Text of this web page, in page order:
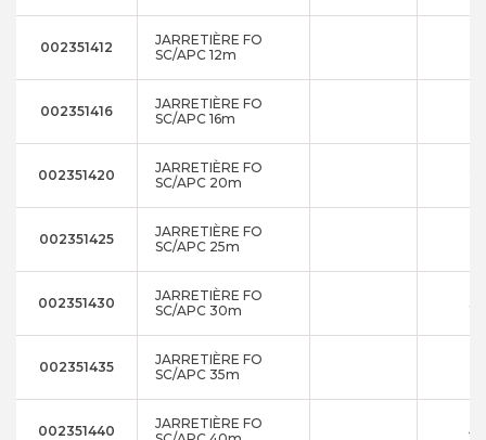
002351412
JARRETIÈRE FO
SC/APC 12m
002351416
JARRETIÈRE FO
SC/APC 16m
002351420
JARRETIÈRE FO
SC/APC 20m
002351425
JARRETIÈRE FO
SC/APC 25m
002351430
JARRETIÈRE FO
SC/APC 30m
002351435
JARRETIÈRE FO
SC/APC 35m
002351440
JARRETIÈRE FO